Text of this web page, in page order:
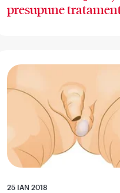
presupune
25 IAN 2018